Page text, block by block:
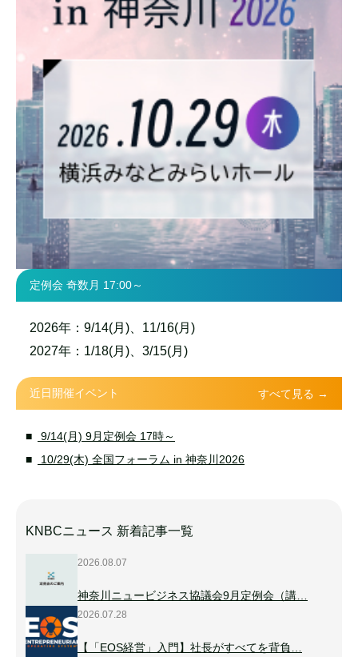
定例会 奇数月 17:00～
2026年：9/14(月)、11/16(月)
2027年：1/18(月)、3/15(月)
近日開催イベント すべて見る →
9/14(月) 9月定例会 17時～
10/29(木) 全国フォーラム in 神奈川2026
KNBCニュース 新着記事一覧
2026.08.07
神奈川ニュービジネス協議会9月定例会（講…
2026.07.28
【「EOS経営」入門】社長がすべてを背負…